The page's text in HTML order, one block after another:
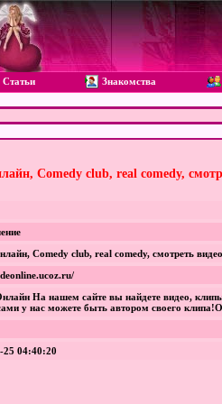
Статьи Знакомства
Comedy club, real comedy,
Comedy club, real comedy, смотреть
На нашем сайте вы найдете видео,
у нас можете быть автором своего
25 04:40:20